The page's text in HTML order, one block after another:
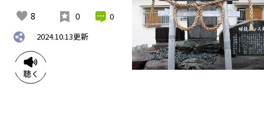
8 0
0
2024.10.13更新